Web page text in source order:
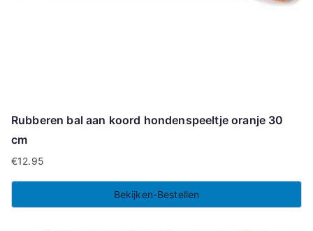
Rubberen bal aan koord hondenspeeltje oranje 30
cm
€12.95
Bekijken-Bestellen